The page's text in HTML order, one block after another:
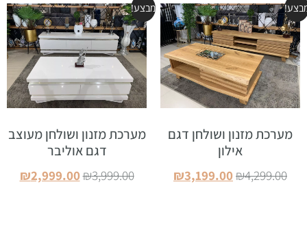
מערכת מזנון ושולחן דגם
אילון
₪4,299.00
₪3,199.00
מבצע!
מערכת מזנון ושולחן מעוצב
דגם אוליבר
₪3,999.00
₪2,999.00